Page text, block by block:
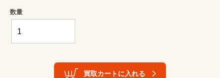
数量
買取カートに入れる